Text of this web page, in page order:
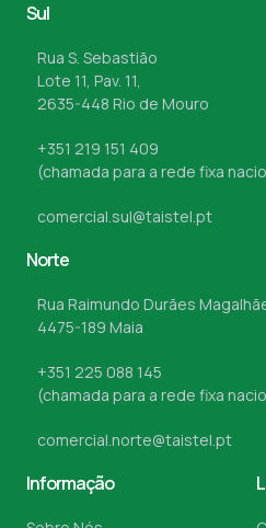
Sul
Rua S. Sebastião
Lote 11, Pav. 11,
2635-448 Rio de Mouro
+351 219 151 409
(chamada para a rede fixa
comercial.sul@taistel.pt
Norte
Rua Raimundo Durães
4475-189 Maia
+351 225 088 145
(chamada para a rede fixa
comercial.norte@taistel.pt
Informação